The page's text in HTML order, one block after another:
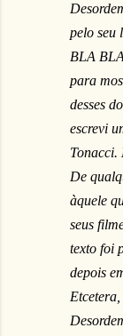
pelo seu
BLA
para
desses
escrevi
Tonacci.
De
àquele
seus
texto foi
depois